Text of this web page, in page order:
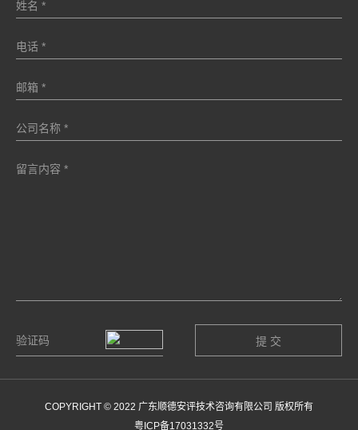
COPYRIGHT © 2022 广东顺德安评技术咨询有限公司 版权所有
粤ICP备17031332号